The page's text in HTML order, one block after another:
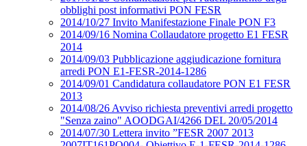
obblighi post informativi PON FESR
2014/10/27 Invito Manifestazione Finale PON F3
2014/09/16 Nomina Collaudatore progetto E1 FESR
2014
2014/09/03 Pubblicazione aggiudicazione fornitura
arredi PON E1-FESR-2014-1286
2014/09/01 Candidatura collaudatore PON E1 FESR
2013
2014/08/26 Avviso richiesta preventivi arredi progetto
"Senza zaino" AOODGAI/4266 DEL 20/05/2014
2014/07/30 Lettera invito ”FESR 2007 2013